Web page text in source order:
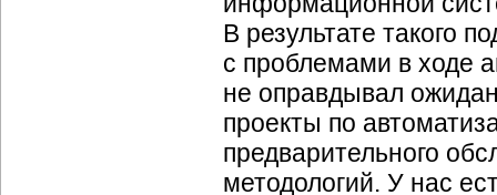
В результате такого
с проблемами в ходе
не оправдывал
проекты по
предварительного
методологий. У нас